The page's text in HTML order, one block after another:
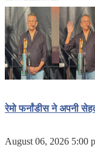
रेमो फर्नांडीस ने अपनी
August 06, 2026 5:00